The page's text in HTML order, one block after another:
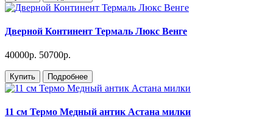
Дверной Континент Термаль Люкс Венге
40000р. 50700р.
Купить Подробнее
11 см Термо Медный антик Астана милки